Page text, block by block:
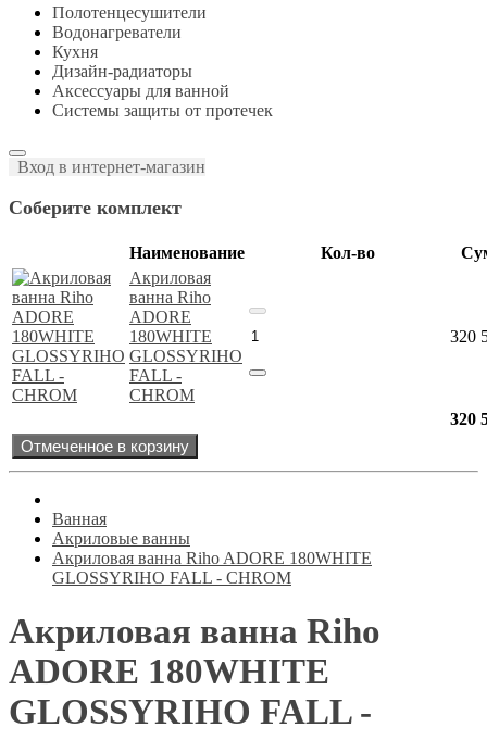
Полотенцесушители
Водонагреватели
Кухня
Дизайн-радиаторы
Аксессуары для ванной
Системы защиты от протечек
Вход в интернет-магазин
Соберите комплект
Наименование Кол-во
Акриловая
ванна Riho
ADORE
180WHITE
GLOSSYRIHO
FALL -
CHROM
320
320
Отмеченное в корзину
Ванная
Акриловые ванны
Акриловая ванна Riho ADORE 180WHITE
GLOSSYRIHO FALL - CHROM
Акриловая ванна Riho
ADORE 180WHITE
GLOSSYRIHO FALL -